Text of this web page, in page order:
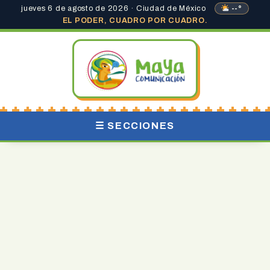
jueves 6 de agosto de 2026 · Ciudad de México
--°
EL PODER, CUADRO POR CUADRO.
☰ SECCIONES